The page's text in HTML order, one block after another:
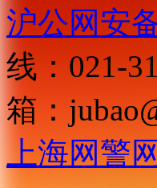
沪公网安
线：021-
箱：
上海网警